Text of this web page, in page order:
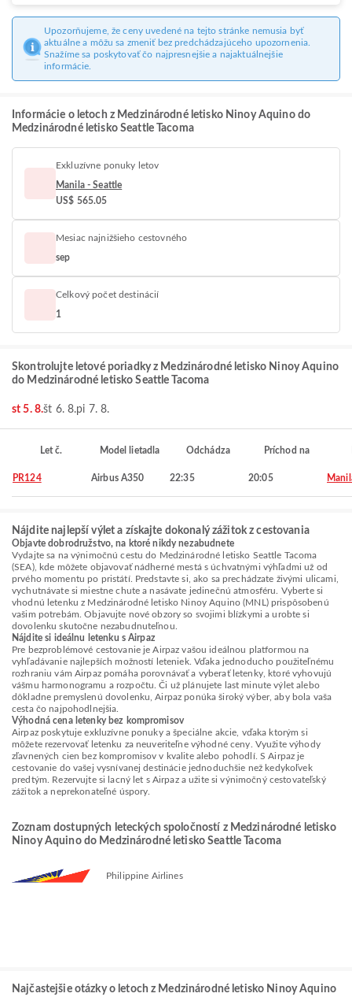
Upozorňujeme, že ceny uvedené na tejto stránke nemusia byť
aktuálne a môžu sa zmeniť bez predchádzajúceho upozornenia.
Snažíme sa poskytovať čo najpresnejšie a najaktuálnejšie
informácie.
Informácie o letoch z Medzinárodné letisko Ninoy Aquino do
Medzinárodné letisko Seattle Tacoma
Exkluzívne ponuky letov
Manila - Seattle
US$ 565.05
Mesiac najnižšieho cestovného
sep
Celkový počet destinácií
1
Skontrolujte letové poriadky z Medzinárodné letisko Ninoy Aquino
do Medzinárodné letisko Seattle Tacoma
st 5. 8.št 6. 8.pi 7. 8.
Let č. Model lietadla Odchádza Príchod na
PR124 Airbus A350 22:35 20:05
Nájdite najlepší výlet a získajte dokonalý zážitok z cestovania
Objavte dobrodružstvo, na ktoré nikdy nezabudnete
Vydajte sa na výnimočnú cestu do Medzinárodné letisko Seattle Tacoma
(SEA), kde môžete objavovať nádherné mestá s úchvatnými výhľadmi už od
prvého momentu po pristátí. Predstavte si, ako sa prechádzate živými ulicami,
vychutnávate si miestne chute a nasávate jedinečnú atmosféru. Vyberte si
vhodnú letenku z Medzinárodné letisko Ninoy Aquino (MNL) prispôsobenú
vašim potrebám. Objavujte nové obzory so svojimi blízkymi a urobte si
dovolenku skutočne nezabudnuteľnou.
Nájdite si ideálnu letenku s Airpaz
Pre bezproblémové cestovanie je Airpaz vašou ideálnou platformou na
vyhľadávanie najlepších možností leteniek. Vďaka jednoducho použiteľnému
rozhraniu vám Airpaz pomáha porovnávať a vyberať letenky, ktoré vyhovujú
vášmu harmonogramu a rozpočtu. Či už plánujete last minute výlet alebo
dôkladne premyslenú dovolenku, Airpaz ponúka široký výber, aby bola vaša
cesta čo najpohodlnejšia.
Výhodná cena letenky bez kompromisov
Airpaz poskytuje exkluzívne ponuky a špeciálne akcie, vďaka ktorým si
môžete rezervovať letenku za neuveriteľne výhodné ceny. Využite výhody
zľavnených cien bez kompromisov v kvalite alebo pohodlí. S Airpaz je
cestovanie do vašej vysnívanej destinácie jednoduchšie než kedykoľvek
predtým. Rezervujte si lacný let s Airpaz a užite si výnimočný cestovateľský
zážitok a neprekonateľné úspory.
Zoznam dostupných leteckých spoločností z Medzinárodné letisko
Ninoy Aquino do Medzinárodné letisko Seattle Tacoma
Philippine Airlines
Najčastejšie otázky o letoch z Medzinárodné letisko Ninoy Aquino